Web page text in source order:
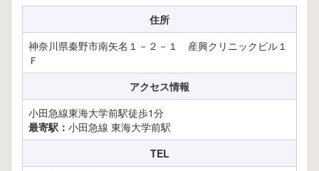
住所
神奈川県秦野市南矢名１－２－１ 産興クリニックビル１
Ｆ
アクセス情報
小田急線東海大学前駅徒歩1分
最寄駅： 小田急線 東海大学前駅
TEL